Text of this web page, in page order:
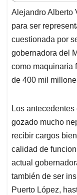
t
s
A
p
p
e
b
o
o
k
e
I
Alejandro Alberto
para ser
cuestionada por
gobernadora del
como maquinaria
de 400 mil
Los
gozado mucho
recibir cargos
calidad de
actual
también de ser
Puerto López,